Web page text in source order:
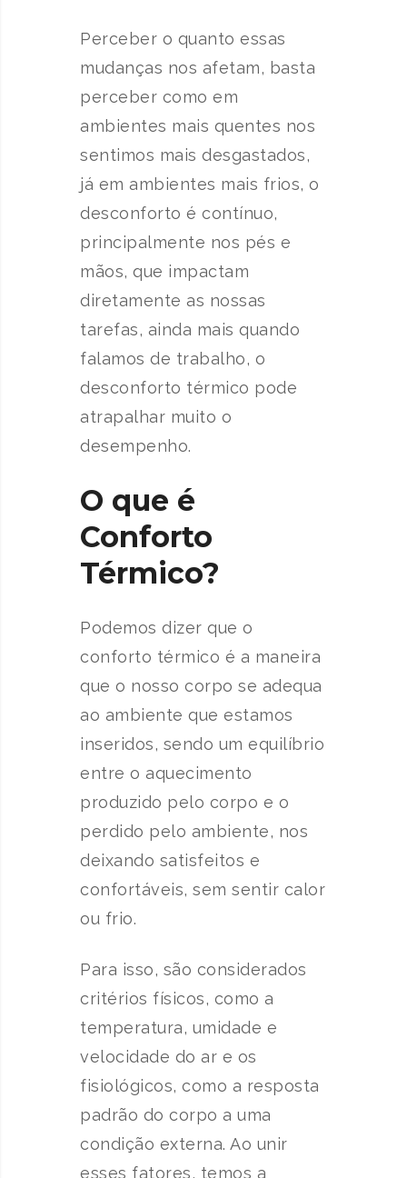
Perceber o quanto essas
mudanças nos afetam, basta
perceber como em
ambientes mais quentes nos
sentimos mais desgastados,
já em ambientes mais frios, o
desconforto é contínuo,
principalmente nos pés e
mãos, que impactam
diretamente as nossas
tarefas, ainda mais quando
falamos de trabalho, o
desconforto térmico pode
atrapalhar muito o
desempenho.
O que é
Conforto
Térmico?
Podemos dizer que o
conforto térmico é a maneira
que o nosso corpo se adequa
ao ambiente que estamos
inseridos, sendo um equilíbrio
entre o aquecimento
produzido pelo corpo e o
perdido pelo ambiente, nos
deixando satisfeitos e
confortáveis, sem sentir calor
ou frio.
Para isso, são considerados
critérios físicos, como a
temperatura, umidade e
velocidade do ar e os
fisiológicos, como a resposta
padrão do corpo a uma
condição externa. Ao unir
esses fatores, temos a